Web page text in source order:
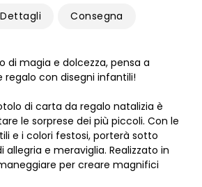
Dettagli Consegna
di magia e dolcezza, pensa a
con disegni infantili!
di carta da regalo natalizia è
le sorprese dei più piccoli. Con le
e i colori festosi, porterà sotto
e meraviglia. Realizzato in
per creare magnifici